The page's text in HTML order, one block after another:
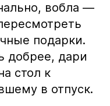
вобла —
подарки.
добрее, дари
стол к
в отпуск.